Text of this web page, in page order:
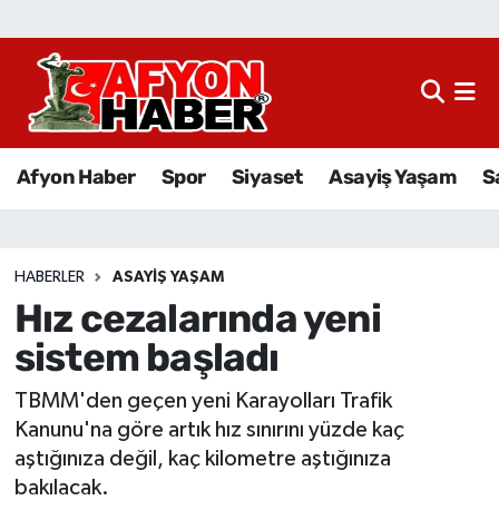
Afyon Haber Spor Siyaset Asayiş Yaşam
HABERLER ASAYIŞ YAŞAM
Hız cezalarında yeni
sistem başladı
TBMM'den geçen yeni Karayolları Trafik
Kanunu'na göre artık hız sınırını yüzde kaç
aştığınıza değil, kaç kilometre aştığınıza
bakılacak.
Afyon Haber
Sağlık
Eğitim
Sivil Toplum
Ekonomi